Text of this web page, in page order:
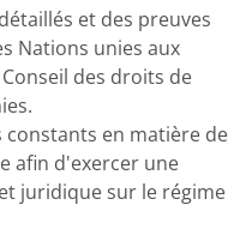
et des preuves
Nations unies aux
des droits de
en matière de
afin d'exercer une
juridique sur le régime